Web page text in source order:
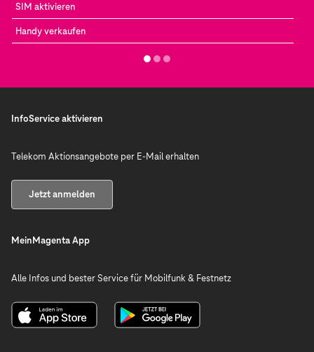
SIM aktivieren
Handy verkaufen
InfoService aktivieren
Telekom Aktionsangebote per E-Mail erhalten
Jetzt anmelden
MeinMagenta App
Alle Infos und bester Service für Mobilfunk & Festnetz